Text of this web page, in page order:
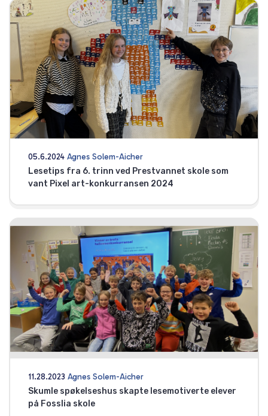
05.6.2024 Agnes Solem-Aicher
Lesetips fra 6. trinn ved Prestvannet skole som
vant Pixel art-konkurransen 2024
11.28.2023 Agnes Solem-Aicher
Skumle spøkelseshus skapte lesemotiverte elever
på Fosslia skole